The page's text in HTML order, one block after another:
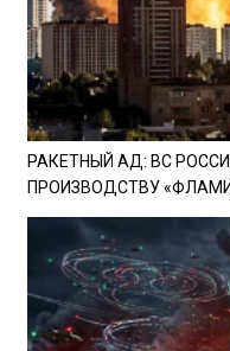
РАКЕТНЫЙ АД: ВС
ПРОИЗВОДСТВУ